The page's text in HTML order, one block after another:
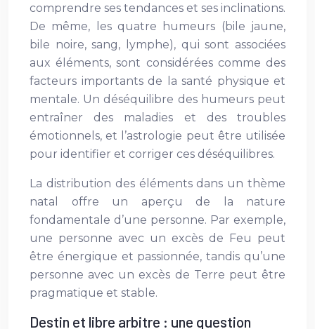
comprendre ses tendances et ses inclinations.
De même, les quatre humeurs (bile jaune,
bile noire, sang, lymphe), qui sont associées
aux éléments, sont considérées comme des
facteurs importants de la santé physique et
mentale. Un déséquilibre des humeurs peut
entraîner des maladies et des troubles
émotionnels, et l’astrologie peut être utilisée
pour identifier et corriger ces déséquilibres.
La distribution des éléments dans un thème
natal offre un aperçu de la nature
fondamentale d’une personne. Par exemple,
une personne avec un excès de Feu peut
être énergique et passionnée, tandis qu’une
personne avec un excès de Terre peut être
pragmatique et stable.
Destin et libre arbitre : une question